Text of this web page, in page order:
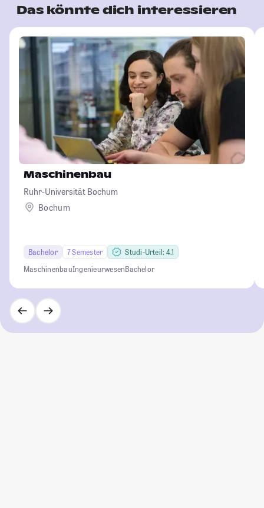
Das könnte dich interessieren
Maschinenbau
Ruhr-Universität Bochum
Bochum
Bachelor 7 Semester
Studi-Urteil: 4.1
MaschinenbauIngenieurwesenBachelor